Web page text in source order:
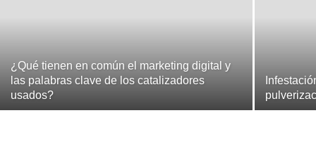
¿Qué tienen en común el marketing digital y
las palabras clave de los catalizadores
usados?